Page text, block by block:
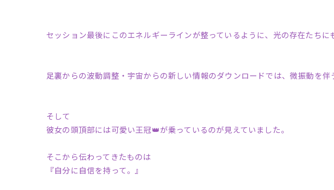
セッション最後にこのエネルギーラインが整っているように、光の存在たちに
足裏からの波動調整・宇宙からの新しい情報のダウンロードでは、微振動を
そして
彼女の頭頂部には可愛い王冠👑が乗っているのが見えていました。
そこから伝わってきたものは
『自分に自信を持って。』